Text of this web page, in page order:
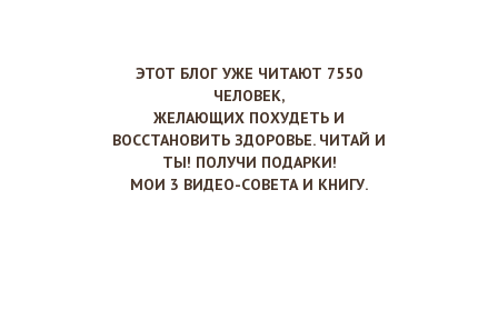
ЭТОТ БЛОГ УЖЕ ЧИТАЮТ 7550
ЧЕЛОВЕК,
ЖЕЛАЮЩИХ ПОХУДЕТЬ И
ВОССТАНОВИТЬ ЗДОРОВЬЕ. ЧИТАЙ И
ТЫ! ПОЛУЧИ ПОДАРКИ!
МОИ 3 ВИДЕО-СОВЕТА И КНИГУ.